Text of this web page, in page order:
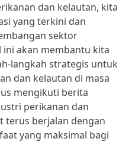
dan kelautan, kita
yang terkini dan
sektor
ini akan membantu kita
langkah strategis untuk
dan kelautan di masa
mengikuti berita
perikanan dan
terus berjalan dengan
yang maksimal bagi